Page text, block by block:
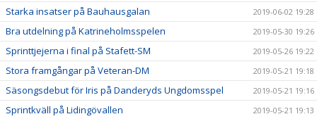
Starka insatser på Bauhausgalan 2019-06-02 19:28
Bra utdelning på Katrineholmsspelen 2019-05-30 19:26
Sprinttjejerna i final på Stafett-SM 2019-05-26 19:22
Stora framgångar på Veteran-DM 2019-05-21 19:18
Säsongsdebut för Iris på Danderyds Ungdomsspel 2019-05-21 19:16
Sprintkväll på Lidingövallen 2019-05-21 19:13